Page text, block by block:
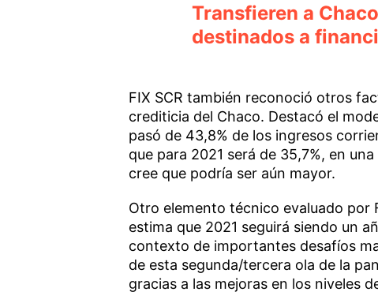
Transfieren a
destinados a
FIX SCR también reconoció otros
crediticia del Chaco. Destacó el
pasó de 43,8% de los ingresos
que para 2021 será de 35,7%, en
cree que podría ser aún mayor.
Otro elemento técnico evaluado por
estima que 2021 seguirá siendo un
contexto de importantes desafíos
de esta segunda/tercera ola de la
gracias a las mejoras en los niveles